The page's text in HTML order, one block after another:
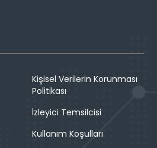
Kişisel Verilerin Korunması
Politikası
İzleyici Temsilcisi
Kullanım Koşulları